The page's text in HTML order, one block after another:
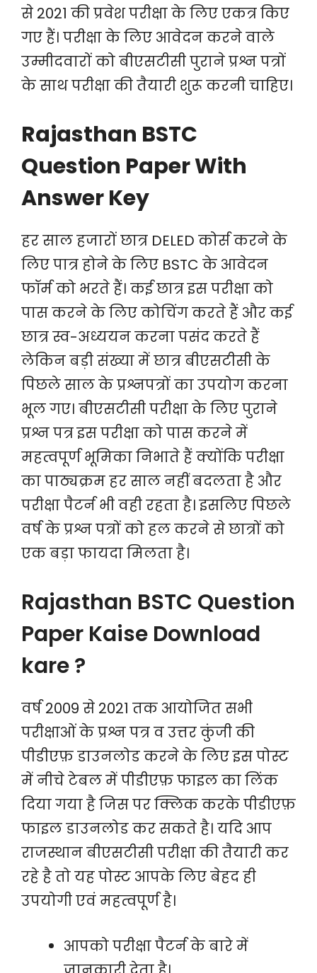
से 2021 की प्रवेश परीक्षा के लिए एकत्र किए
गए हैं। परीक्षा के लिए आवेदन करने वाले
उम्मीदवारों को बीएसटीसी पुराने प्रश्न पत्रों
के साथ परीक्षा की तैयारी शुरू करनी चाहिए।
Rajasthan BSTC
Question Paper With
Answer Key
हर साल हजारों छात्र DELED कोर्स करने के
लिए पात्र होने के लिए BSTC के आवेदन
फॉर्म को भरते हैं। कई छात्र इस परीक्षा को
पास करने के लिए कोचिंग करते हैं और कई
छात्र स्व-अध्ययन करना पसंद करते हैं
लेकिन बड़ी संख्या में छात्र बीएसटीसी के
पिछले साल के प्रश्नपत्रों का उपयोग करना
भूल गए। बीएसटीसी परीक्षा के लिए पुराने
प्रश्न पत्र इस परीक्षा को पास करने में
महत्वपूर्ण भूमिका निभाते हैं क्योंकि परीक्षा
का पाठ्यक्रम हर साल नहीं बदलता है और
परीक्षा पैटर्न भी वही रहता है। इसलिए पिछले
वर्ष के प्रश्न पत्रों को हल करने से छात्रों को
एक बड़ा फायदा मिलता है।
Rajasthan BSTC Question
Paper Kaise Download
kare ?
वर्ष 2009 से 2021 तक आयोजित सभी
परीक्षाओं के प्रश्न पत्र व उत्तर कुंजी की
पीडीएफ़ डाउनलोड करने के लिए इस पोस्ट
में नीचे टेबल में पीडीएफ़ फाइल का लिंक
दिया गया है जिस पर क्लिक करके पीडीएफ़
फाइल डाउनलोड कर सकते है। यदि आप
राजस्थान बीएसटीसी परीक्षा की तैयारी कर
रहे है तो यह पोस्ट आपके लिए बेहद ही
उपयोगी एवं महत्वपूर्ण है।
आपको परीक्षा पैटर्न के बारे में